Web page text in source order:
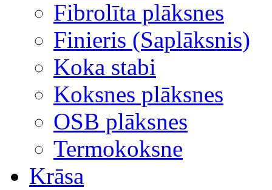
Fibrolīta plāksnes
Finieris (Saplāksnis)
Koka stabi
Koksnes plāksnes
OSB plāksnes
Termokoksne
Krāsa